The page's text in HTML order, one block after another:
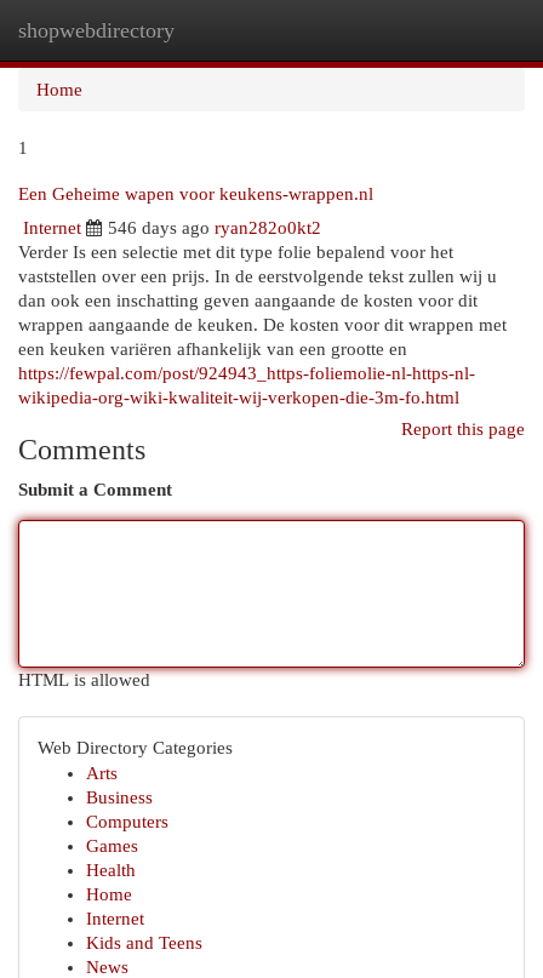
shopwebdirectory
Home
1
Een Geheime wapen voor keukens-wrappen.nl
Internet
546 days ago ryan282o0kt2
Verder Is een selectie met dit type folie bepalend voor het
vaststellen over een prijs. In de eerstvolgende tekst zullen wij u
dan ook een inschatting geven aangaande de kosten voor dit
wrappen aangaande de keuken. De kosten voor dit wrappen met
een keuken variëren afhankelijk van een grootte en
https://fewpal.com/post/924943_https-foliemolie-nl-https-nl-
wikipedia-org-wiki-kwaliteit-wij-verkopen-die-3m-fo.html
Report this page
Comments
Submit a Comment
HTML is allowed
Web Directory Categories
Arts
Business
Computers
Games
Health
Home
Internet
Kids and Teens
News